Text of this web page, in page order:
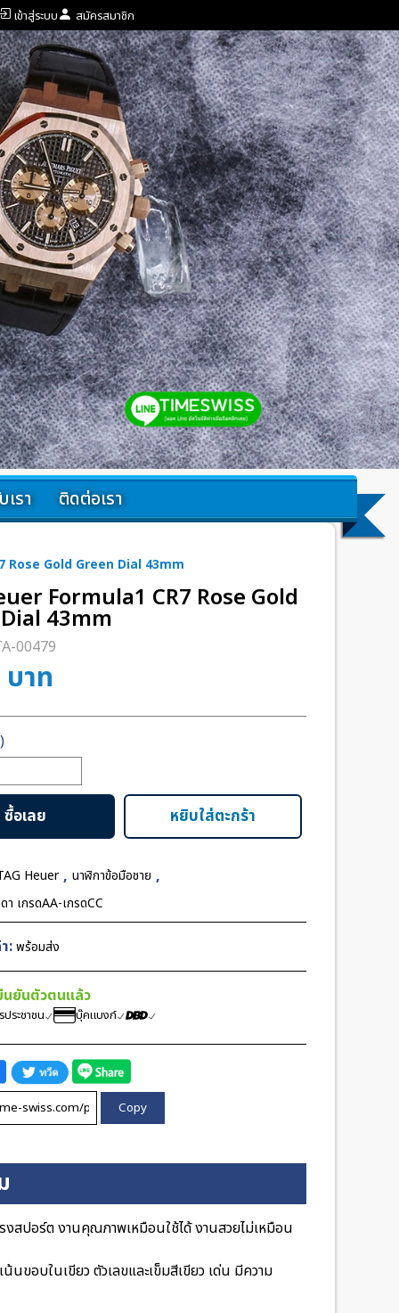
เข้าสู่ระบบ สมัครสมาชิก
เรา ติดต่อเรา
Rose Gold Green Dial 43mm
Formula1 CR7 Rose Gold
43mm
00479
บาท
หยิบใส่ตะกร้า
ซื้อเลย
Heuer , นาฬิกาข้อมือชาย ,
า เกรดAA-เกรดCC
:พร้อมส่ง
นยันตัวตนแล้ว
ระชาชน บุ๊คแบงก์
Copy
สปอร์ต งานคุณภาพเหมือนใช้ได้ งานสวยไม่เหมือน
ขอบในเขียว ตัวเลขและเข็มสีเขียว เด่น มีความ